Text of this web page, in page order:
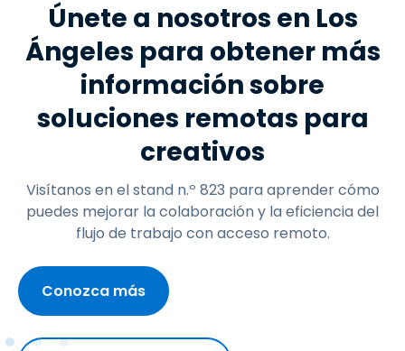
Únete a nosotros en Los
Ángeles para obtener más
información sobre
soluciones remotas para
creativos
Visítanos en el stand n.º 823 para aprender cómo
puedes mejorar la colaboración y la eficiencia del
flujo de trabajo con acceso remoto.
Conozca más